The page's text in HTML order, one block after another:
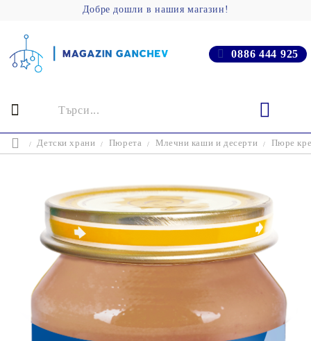
Добре дошли в нашия магазин!
0886 444 925
Детски храни Пюрета Млечни каши и десерти Пюре